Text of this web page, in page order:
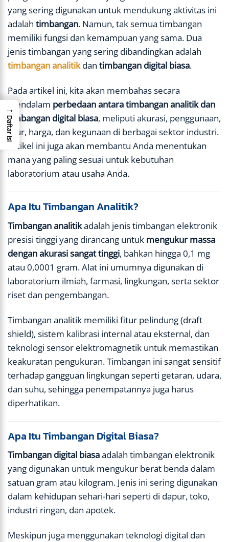
yang sering digunakan untuk mendukung aktivitas ini
adalah timbangan. Namun, tak semua timbangan
memiliki fungsi dan kemampuan yang sama. Dua
jenis timbangan yang sering dibandingkan adalah
timbangan analitikdan timbangan digital biasa.
Pada artikel ini, kita akan membahas secara
mendalam perbedaan antara timbangan analitik dan
timbangan digital biasa, meliputi akurasi, penggunaan,
fitur, harga, dan kegunaan di berbagai sektor industri.
Artikel ini juga akan membantu Anda menentukan
mana yang paling sesuai untuk kebutuhan
laboratorium atau usaha Anda.
Apa Itu Timbangan Analitik?
Timbangan analitikadalah jenis timbangan elektronik
presisi tinggi yang dirancang untuk mengukur massa
dengan akurasi sangat tinggi, bahkan hingga 0,1 mg
atau 0,0001 gram. Alat ini umumnya digunakan di
laboratorium ilmiah, farmasi, lingkungan, serta sektor
riset dan pengembangan.
Timbangan analitik memiliki fitur pelindung (draft
shield), sistem kalibrasi internal atau eksternal, dan
teknologi sensor elektromagnetik untuk memastikan
keakuratan pengukuran. Timbangan ini sangat sensitif
terhadap gangguan lingkungan seperti getaran, udara,
dan suhu, sehingga penempatannya juga harus
diperhatikan.
Apa Itu Timbangan Digital Biasa?
Timbangan digital biasaadalah timbangan elektronik
yang digunakan untuk mengukur berat benda dalam
satuan gram atau kilogram. Jenis ini sering digunakan
dalam kehidupan sehari-hari seperti di dapur, toko,
industri ringan, dan apotek.
Meskipun juga menggunakan teknologi digital dan
→
Daftar isi